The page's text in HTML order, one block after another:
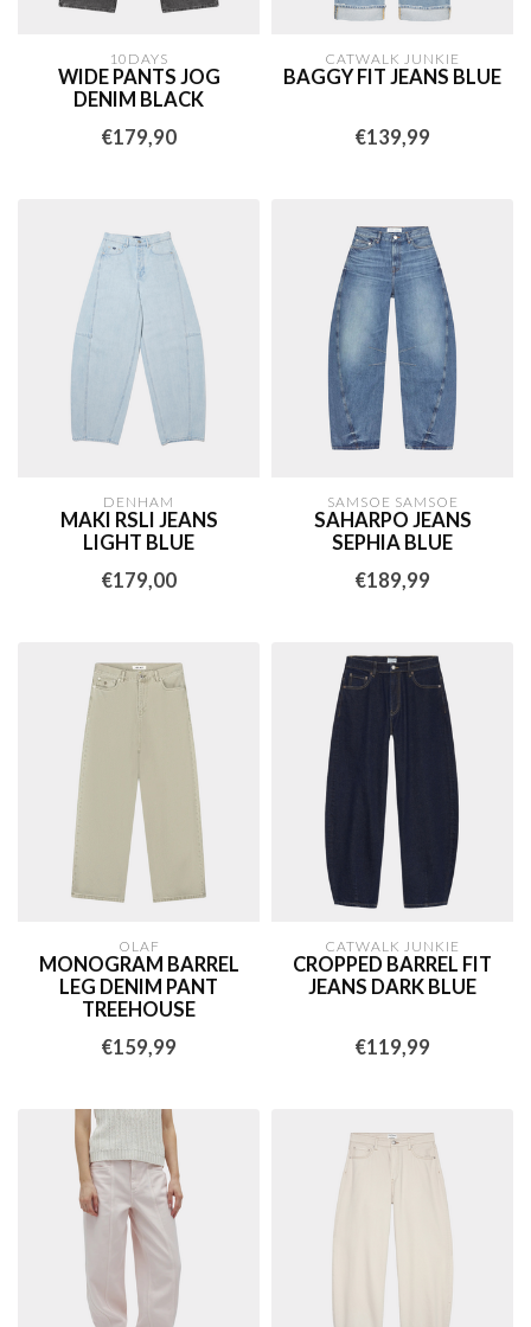
10DAYS
WIDE PANTS JOG
DENIM BLACK
€179,90
CATWALK JUNKIE
BAGGY FIT JEANS BLUE
€139,99
DENHAM
MAKI RSLI JEANS
LIGHT BLUE
€179,00
SAMSOE SAMSOE
SAHARPO JEANS
SEPHIA BLUE
€189,99
OLAF
MONOGRAM BARREL
LEG DENIM PANT
TREEHOUSE
€159,99
CATWALK JUNKIE
CROPPED BARREL FIT
JEANS DARK BLUE
€119,99